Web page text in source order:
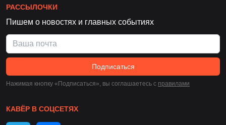
РАССЫЛОЧКИ
Пишем о новостях и главных событиях
Подписаться
Нажимая кнопку «Подписаться», вы соглашаетесь c правилами
КАВЁР В СОЦСЕТЯХ